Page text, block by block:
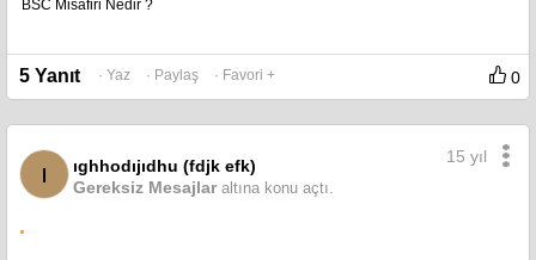
BSC Misafiri Nedir ?
5 Yanıt · Yaz · Paylaş · Favori + 0
ı
ıghhodıjıdhu (fdjk efk)
Gereksiz Mesajlar altına konu açtı.
15 yıl
.